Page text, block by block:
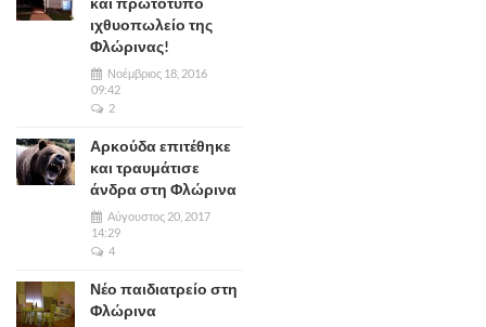
ιχθυοπωλείο της
Φλώρινας!
Νοέμβριος 18, 2016
09:42
2
Αρκούδα επιτέθηκε
και τραυμάτισε
άνδρα στη Φλώρινα
Αύγουστος 20, 2017
14:29
4
Νέο παιδιατρείο στη
Φλώρινα